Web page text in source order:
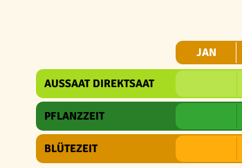
JAN
AUSSAAT DIREKTSAAT
PFLANZZEIT
BLÜTEZEIT